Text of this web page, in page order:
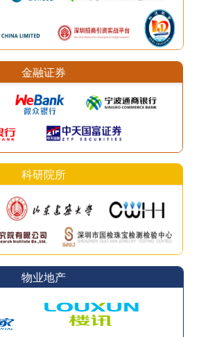
金融证券
科研院所
物业地产